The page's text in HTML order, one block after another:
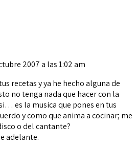
2007 a las 1:02 am
recetas y ya he hecho alguna de
no tenga nada que hacer con la
es la musica que pones en tus
y como que anima a cocinar; me
o del cantante?
adelante.